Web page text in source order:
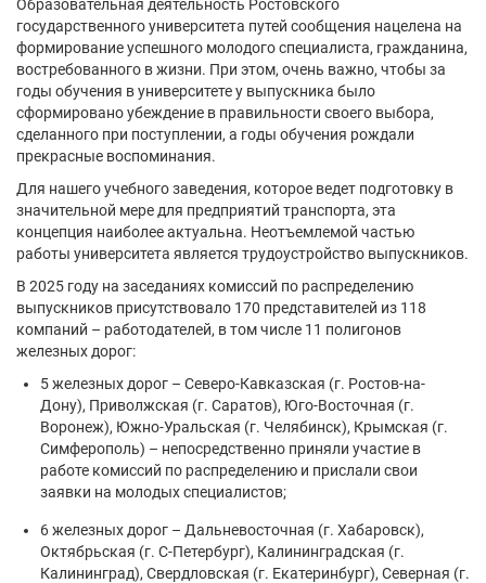
Образовательная деятельность Ростовского
государственного университета путей сообщения нацелена на
формирование успешного молодого специалиста, гражданина,
востребованного в жизни. При этом, очень важно, чтобы за
годы обучения в университете у выпускника было
сформировано убеждение в правильности своего выбора,
сделанного при поступлении, а годы обучения рождали
прекрасные воспоминания.
Для нашего учебного заведения, которое ведет подготовку в
значительной мере для предприятий транспорта, эта
концепция наиболее актуальна. Неотъемлемой частью
работы университета является трудоустройство выпускников.
В 2025 году на заседаниях комиссий по распределению
выпускников присутствовало 170 представителей из 118
компаний – работодателей, в том числе 11 полигонов
железных дорог:
5 железных дорог – Северо-Кавказская (г. Ростов-на-
Дону), Приволжская (г. Саратов), Юго-Восточная (г.
Воронеж), Южно-Уральская (г. Челябинск), Крымская (г.
Симферополь) – непосредственно приняли участие в
работе комиссий по распределению и прислали свои
заявки на молодых специалистов;
6 железных дорог – Дальневосточная (г. Хабаровск),
Октябрьская (г. С-Петербург), Калининградская (г.
Калининград), Свердловская (г. Екатеринбург), Северная (г.